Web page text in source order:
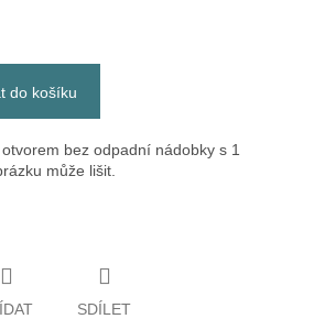
do košíku
bez odpadní nádobky s 1
může lišit.
SDÍLET